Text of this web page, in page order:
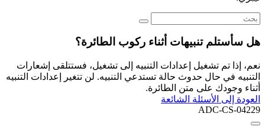
هل سأستلم تنبيهات أثناء ركوب الطائرة؟
نعم، إذا تم تشغيل إعدادات التنبيه إلى تشغيل، فستتلقى إشعارات
التنبيه في حال حدوث حالة تستدعي التنبيه. لن تتغير إعدادات التنبيه
أثناء وجودك على متن الطائرة.
العودة إلى الأسئلة الشائعة
ADC-CS-04229